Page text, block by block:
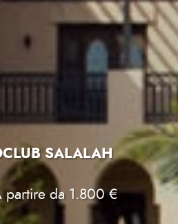
SALALAH
partire da 1.800 €